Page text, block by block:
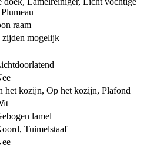
Plumeau
raam
zijden mogelijk
het kozijn, Op het kozijn, Plafond
lamel
, Tuimelstaaf